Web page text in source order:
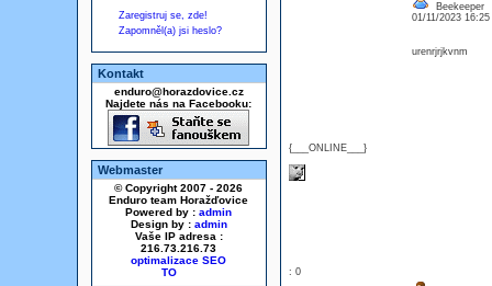
Zaregistruj se, zde!
Zapomněl(a) jsi heslo?
Kontakt
enduro@horazdovice.cz
Najdete nás na Facebooku:
Webmaster
© Copyright 2007 - 2026
Enduro team Horažďovice
Powered by : admin
Design by : admin
Vaše IP adresa :
216.73.216.73
optimalizace SEO
{___ONLINE___}
Beekeeper
01/11/2023
urenrjrjkvnm
: 0